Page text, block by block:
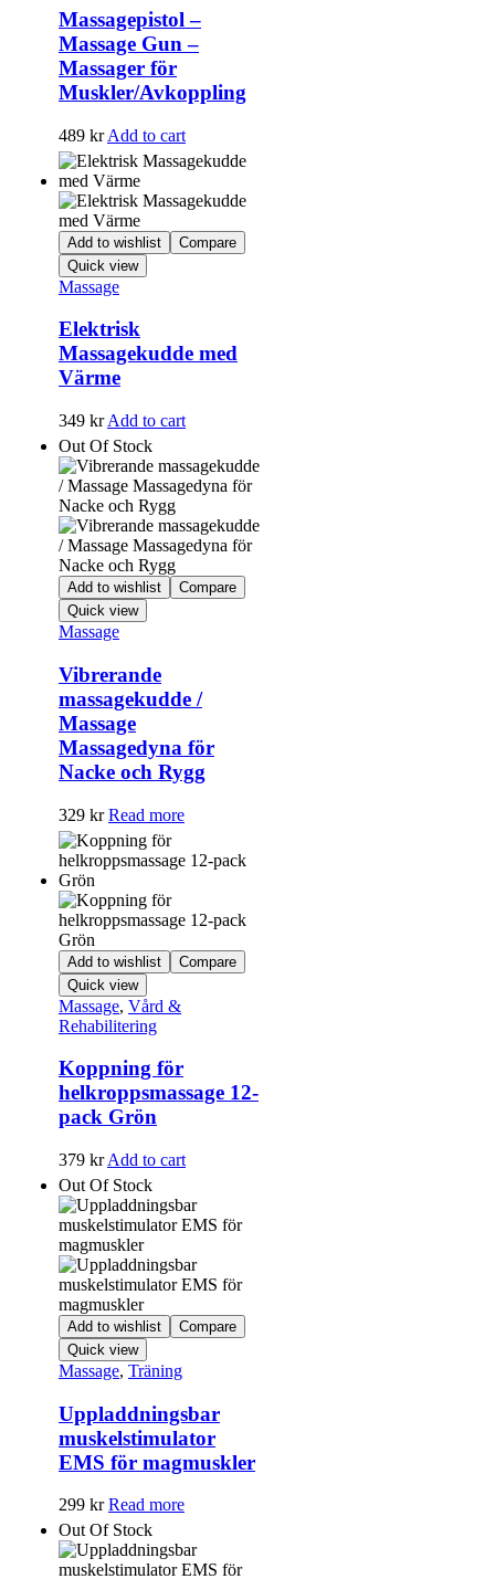
Massagepistol –
Massage Gun –
Massager för
Muskler/Avkoppling
489 kr Add to cart
Add to wishlist
Compare
Quick view
Massage
Elektrisk
Massagekudde med
Värme
349 kr Add to cart
Out Of Stock
Add to wishlist
Compare
Quick view
Massage
Vibrerande
massagekudde /
Massage
Massagedyna för
Nacke och Rygg
329 kr Read more
Add to wishlist
Compare
Quick view
Massage, Vård &
Rehabilitering
Koppning för
helkroppsmassage 12-
pack Grön
379 kr Add to cart
Out Of Stock
Add to wishlist
Compare
Quick view
Massage, Träning
Uppladdningsbar
muskelstimulator
EMS för magmuskler
299 kr Read more
Out Of Stock